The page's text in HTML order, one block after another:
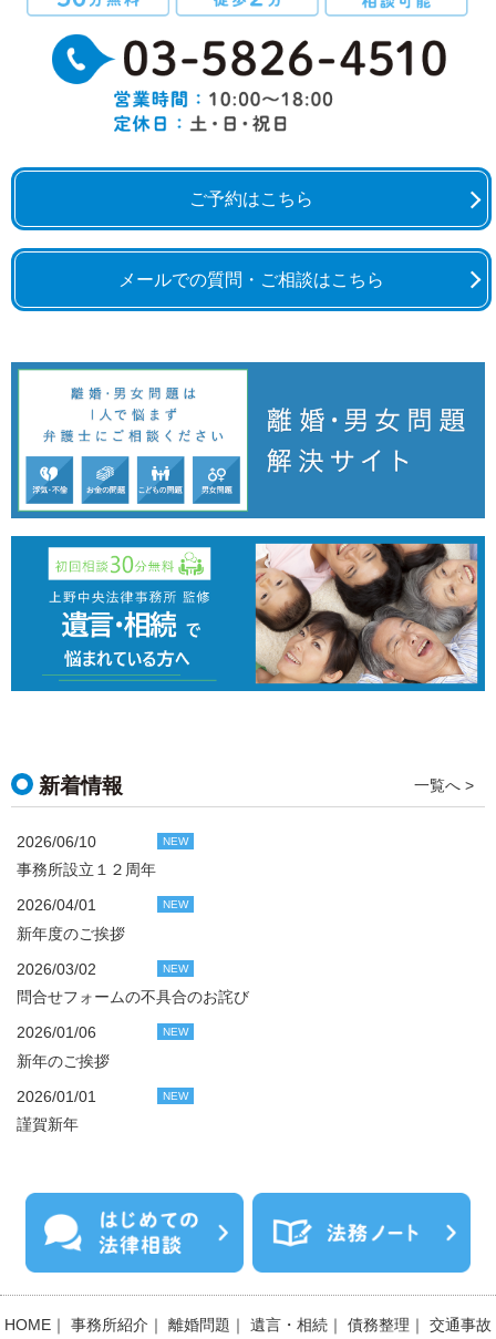
ご予約はこちら
メールでの質問・ご相談はこちら
新着情報 一覧へ >
2026/06/10 NEW
事務所設立１２周年
2026/04/01 NEW
新年度のご挨拶
2026/03/02 NEW
問合せフォームの不具合のお詫び
2026/01/06 NEW
新年のご挨拶
2026/01/01 NEW
謹賀新年
HOME 事務所紹介 離婚問題 遺言・相続 債務整理 交通事故